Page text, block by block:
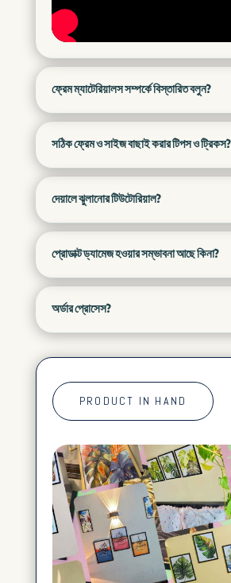
ফ্রেম ম্যাটেরিয়ালস সম্পর্কে বিস্তারিত বলুন?
সঠিক ফ্রেম ও সাইজ বাছাই করার টিপস ও ট্রিকস?
দেয়ালে ঝুলানোর টিউটোরিয়াল?
প্রোডাক্ট ড্যামেজ হওয়ার সম্ভাবনা আছে কিনা?
অর্ডার প্রোসেস?
PRODUCT IN HAND